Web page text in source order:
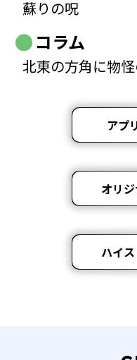
蘇りの呪
コラム
北東の方角に物
アプ
オリ
ハイ